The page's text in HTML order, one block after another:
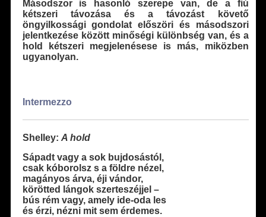
Másodszor is hasonló szerepe van, de a fiú
kétszeri távozása és a távozást követő
öngyilkossági gondolat előszöri és másodszori
jelentkezése között minőségi különbség van, és a
hold kétszeri megjelenésese is más, miközben
ugyanolyan.
Intermezzo
Shelley: A hold
Sápadt vagy a sok bujdosástól,
csak kóborolsz s a földre nézel,
magányos árva, éji vándor,
körötted lángok szerteszéjjel –
bús rém vagy, amely ide-oda les
és érzi, nézni mit sem érdemes.